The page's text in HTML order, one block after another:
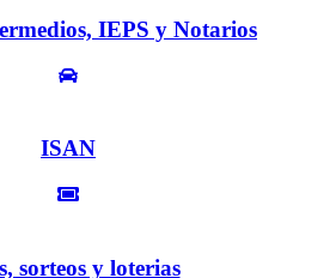
IEPS y Notarios
ISAN
sorteos y loterias